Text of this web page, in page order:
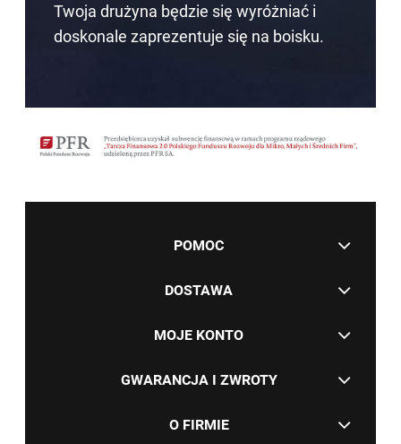
Twoja drużyna będzie się wyróżniać i
doskonale zaprezentuje się na boisku.
POMOC
DOSTAWA
MOJE KONTO
GWARANCJA I ZWROTY
O FIRMIE